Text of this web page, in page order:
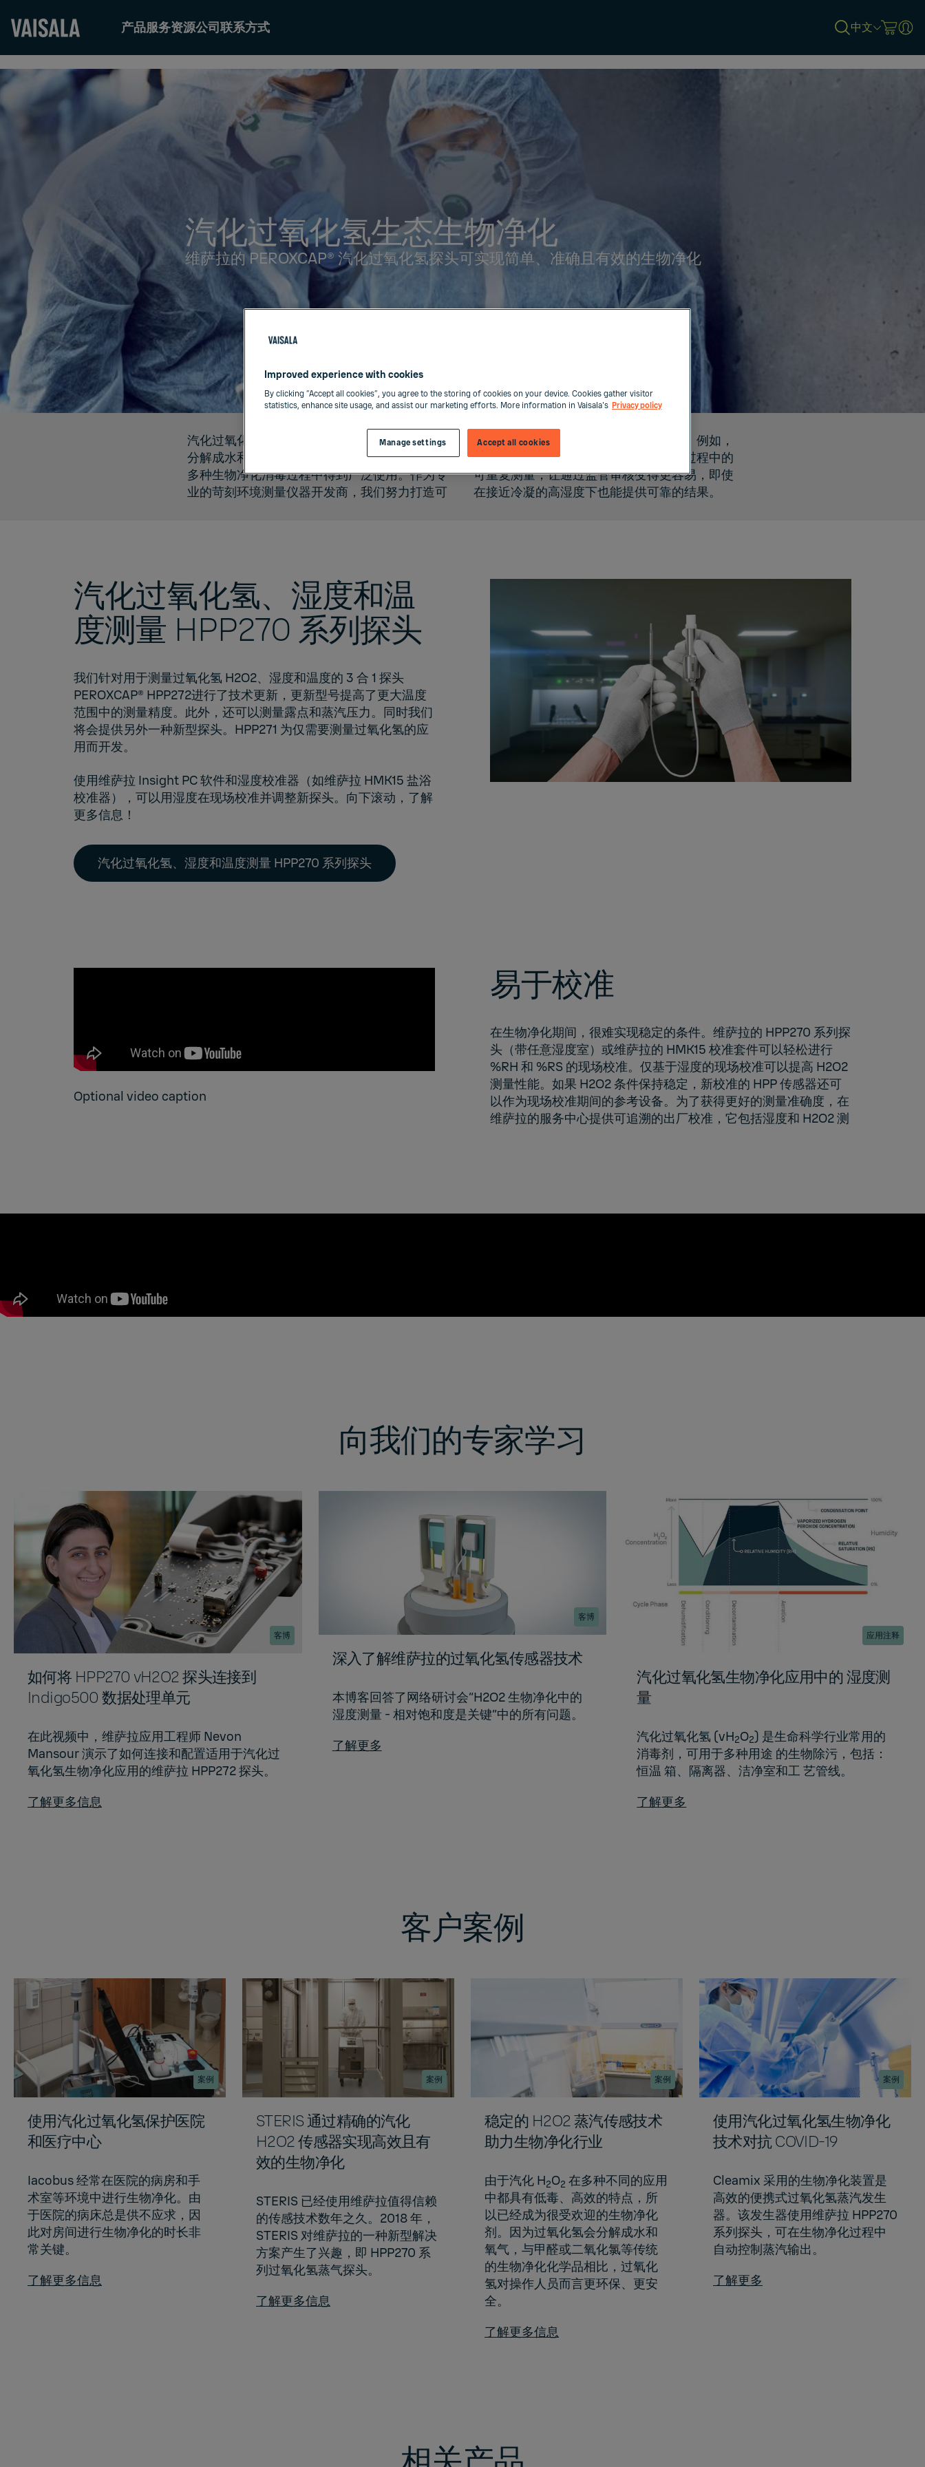
to
content
产品服务资源公司联系方式 中文
汽化过氧化氢生态生物净化
维萨拉的 PEROXCAP® 汽化过氧化氢探头可实现简单、准确且有效的生物净化
汽化过氧化氢是生态型的生物净化消毒剂，其可
分解成水和氧气，不留任何残渣。因此该技术在
多种生物净化消毒过程中得到广泛使用。作为专
业的苛刻环境测量仪器开发商，我们努力打造可
靠的技术，用来测量生物净化消毒过程。例如，
在隔离器、转运舱或室内生物净化消毒过程中的
可重复测量，让通过监管审核变得更容易，即使
在接近冷凝的高湿度下也能提供可靠的结果。
汽化过氧化氢、湿度和温
度测量 HPP270 系列探头
我们针对用于测量过氧化氢 H2O2、湿度和温度的 3 合 1 探头
PEROXCAP® HPP272进行了技术更新，更新型号提高了更大温度
范围中的测量精度。此外，还可以测量露点和蒸汽压力。同时我们
将会提供另外一种新型探头。HPP271 为仅需要测量过氧化氢的应
用而开发。
使用维萨拉 Insight PC 软件和湿度校准器（如维萨拉 HMK15 盐浴
校准器），可以用湿度在现场校准并调整新探头。向下滚动，了解
更多信息！
汽化过氧化氢、湿度和温度测量 HPP270 系列探头
Optional video caption
易于校准
在生物净化期间，很难实现稳定的条件。维萨拉的 HPP270 系列探
头（带任意湿度室）或维萨拉的 HMK15 校准套件可以轻松进行
%RH 和 %RS 的现场校准。仅基于湿度的现场校准可以提高 H2O2
测量性能。如果 H2O2 条件保持稳定，新校准的 HPP 传感器还可
以作为现场校准期间的参考设备。为了获得更好的测量准确度，在
维萨拉的服务中心提供可追溯的出厂校准，它包括湿度和 H2O2 测
向我们的专家学习
客博
如何将 HPP270 vH2O2 探头连接到
Indigo500 数据处理单元
在此视频中，维萨拉应用工程师 Nevon
Mansour 演示了如何连接和配置适用于汽化过
氧化氢生物净化应用的维萨拉 HPP272 探头。
了解更多信息
客博
深入了解维萨拉的过氧化氢传感器技术
本博客回答了网络研讨会“H2O2 生物净化中的
湿度测量 - 相对饱和度是关键”中的所有问题。
了解更多
应用注释
汽化过氧化氢生物净化应用中的 湿度测
量
汽化过氧化氢 (vH2O2) 是生命科学行业常用的
消毒剂，可用于多种用途 的生物除污，包括：
恒温 箱、隔离器、洁净室和工 艺管线。
了解更多
客户案例
案例
使用汽化过氧化氢保护医院
和医疗中心
Iacobus 经常在医院的病房和手
术室等环境中进行生物净化。由
于医院的病床总是供不应求，因
此对房间进行生物净化的时长非
常关键。
了解更多信息
案例
STERIS 通过精确的汽化
H2O2 传感器实现高效且有
效的生物净化
STERIS 已经使用维萨拉值得信赖
的传感技术数年之久。2018 年，
STERIS 对维萨拉的一种新型解决
方案产生了兴趣，即 HPP270 系
列过氧化氢蒸气探头。
了解更多信息
案例
稳定的 H2O2 蒸汽传感技术
助力生物净化行业
由于汽化 H2O2 在多种不同的应用
中都具有低毒、高效的特点，所
以已经成为很受欢迎的生物净化
剂。因为过氧化氢会分解成水和
氧气，与甲醛或二氧化氯等传统
的生物净化化学品相比，过氧化
氢对操作人员而言更环保、更安
全。
了解更多信息
案例
使用汽化过氧化氢生物净化
技术对抗 COVID-19
Cleamix 采用的生物净化装置是
高效的便携式过氧化氢蒸汽发生
器。该发生器使用维萨拉 HPP270
系列探头，可在生物净化过程中
自动控制蒸汽输出。
了解更多
Improved experience with cookies
By clicking “Accept all cookies”, you agree to the storing of cookies on your device. Cookies gather visitor
statistics, enhance site usage, and assist our marketing efforts. More information in Vaisala's Privacy policy
Accept all cookies
Manage settings